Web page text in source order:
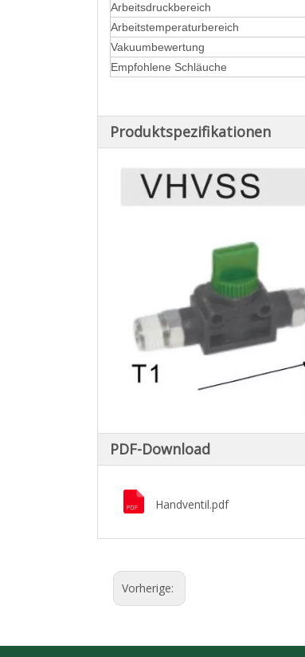
Arbeitsdruckbereich
Arbeitstemperaturbereich
Vakuumbewertung
Empfohlene Schläuche
Produktspezifikationen
PDF-Download
Handventil.pdf
Vorherige: